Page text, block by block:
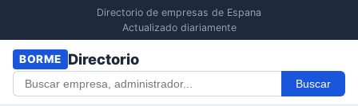
Directorio de empresas de Espana
Actualizado diariamente
BORME Directorio
Buscar